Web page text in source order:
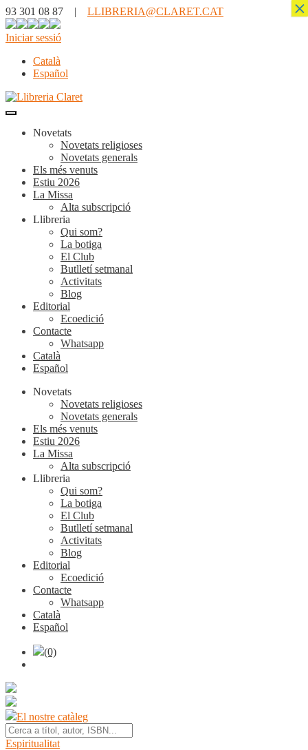
93 301 08 87 | LLIBRERIA@CLARET.CAT
Iniciar sessió
Català
Español
Novetats
Novetats religioses
Novetats generals
Els més venuts
Estiu 2026
La Missa
Alta subscripció
Llibreria
Qui som?
La botiga
El Club
Butlletí setmanal
Activitats
Blog
Editorial
Ecoedició
Contacte
Whatsapp
Català
Español
Novetats
Novetats religioses
Novetats generals
Els més venuts
Estiu 2026
La Missa
Alta subscripció
Llibreria
Qui som?
La botiga
El Club
Butlletí setmanal
Activitats
Blog
Editorial
Ecoedició
Contacte
Whatsapp
Català
Español
(0)
El nostre catàleg
Espiritualitat
×